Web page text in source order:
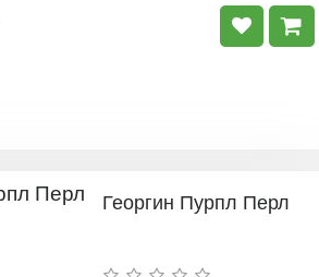
Георгин Пурпл Перл